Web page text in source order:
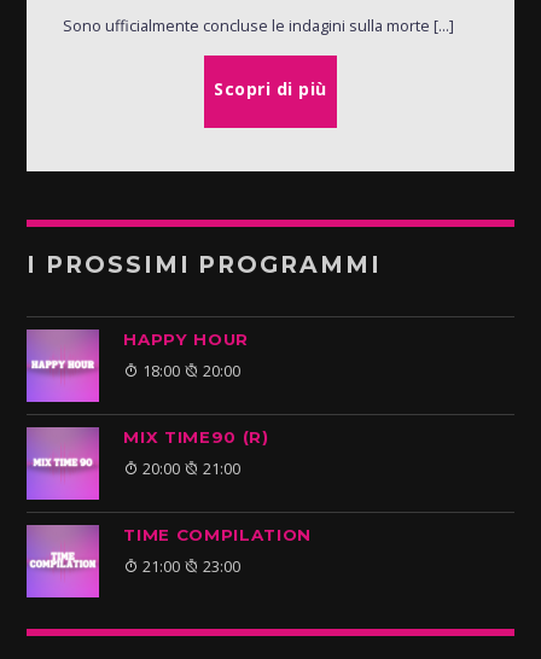
Sono ufficialmente concluse le indagini sulla morte [...]
Scopri di più
I PROSSIMI PROGRAMMI
HAPPY HOUR
18:00 20:00
MIX TIME90 (R)
20:00 21:00
TIME COMPILATION
21:00 23:00